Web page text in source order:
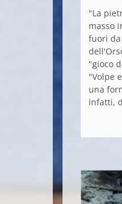
"La
masso
fuori da
"gioco
"Volpe
una
infatti,